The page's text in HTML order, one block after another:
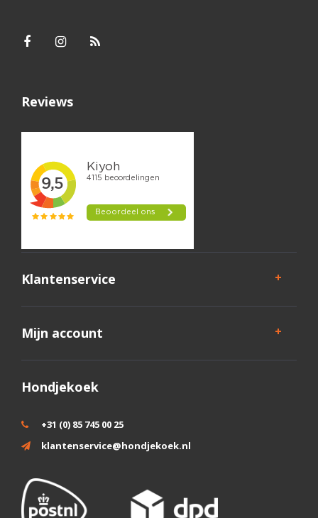
Reviews
Klantenservice
Mijn account
Hondjekoek
+31 (0) 85 745 00 25
klantenservice@hondjekoek.nl